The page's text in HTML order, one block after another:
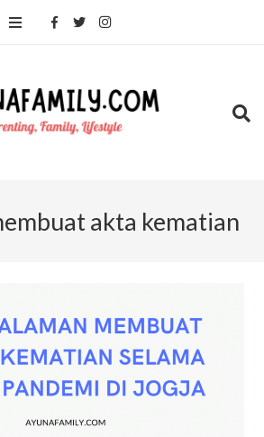
akta kematian